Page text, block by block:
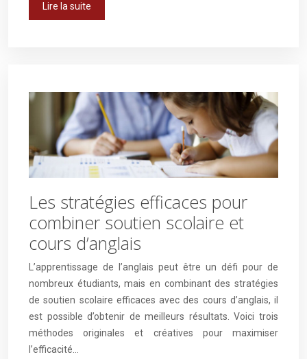
Lire la suite
Les stratégies efficaces pour
combiner soutien scolaire et
cours d’anglais
L’apprentissage de l’anglais peut être un défi pour de
nombreux étudiants, mais en combinant des stratégies
de soutien scolaire efficaces avec des cours d’anglais, il
est possible d’obtenir de meilleurs résultats. Voici trois
méthodes originales et créatives pour maximiser
l’efficacité…